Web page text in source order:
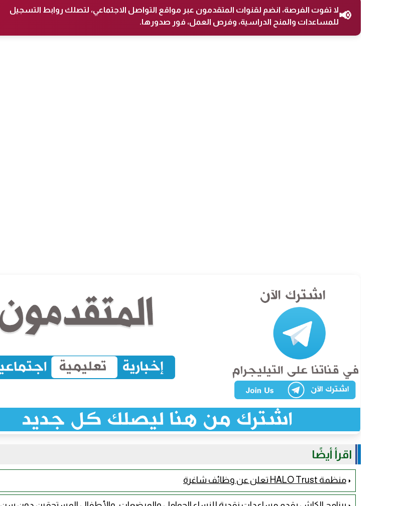
📢لا تفوت الفرصة، انضم لقنوات المتقدمون عبر مواقع التواصل الاجتماعي، لتصلك روابط التسجيل
للمساعدات والمنح الدراسية، وفرص العمل، فور صدورها.
اقرأ أيضًا
منظمة HALO Trust تعلن عن وظائف شاغرة